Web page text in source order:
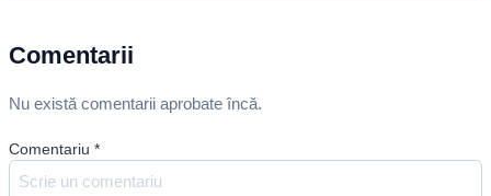
Comentarii
Nu există comentarii aprobate încă.
Comentariu *